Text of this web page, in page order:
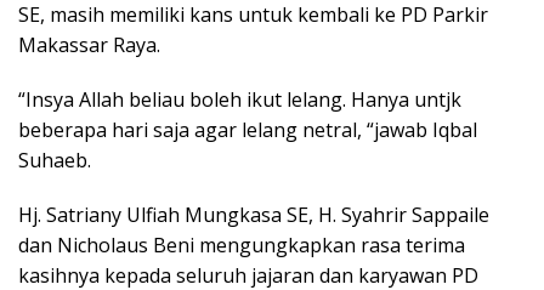
SE, masih memiliki kans untuk kembali ke PD Parkir
Makassar Raya.
“Insya Allah beliau boleh ikut lelang. Hanya untjk
beberapa hari saja agar lelang netral, “jawab Iqbal
Suhaeb.
Hj. Satriany Ulfiah Mungkasa SE, H. Syahrir Sappaile
dan Nicholaus Beni mengungkapkan rasa terima
kasihnya kepada seluruh jajaran dan karyawan PD